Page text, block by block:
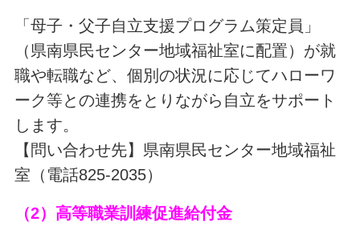
「母子・父子自立支援プログラム策定員」
（県南県民センター地域福祉室に配置）が就
職や転職など、個別の状況に応じてハローワ
ーク等との連携をとりながら自立をサポート
します。
【問い合わせ先】県南県民センター地域福祉
室（電話825-2035）
（2）高等職業訓練促進給付金